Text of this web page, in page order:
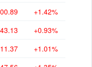
+1.42%
+0.93%
+1.01%